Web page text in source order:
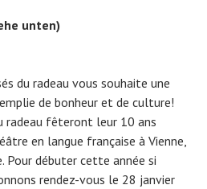
unten)
du radeau vous souhaite une
de bonheur et de culture!
radeau fêteront leur 10 ans
en langue française à Vienne,
Pour débuter cette année si
rendez-vous le 28 janvier